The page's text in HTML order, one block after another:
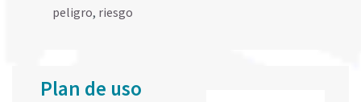
peligro, riesgo
Plan de uso